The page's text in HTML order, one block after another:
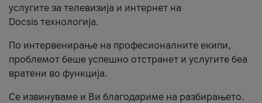
#ПодобарОнлајн
услугите за телевизија и интернет на
Docsis технологија.
По интервенирање на професионалните екипи,
проблемот беше успешно отстранет и услугите беа
вратени во функција.
Се извинуваме и Ви благодариме на разбирањето.